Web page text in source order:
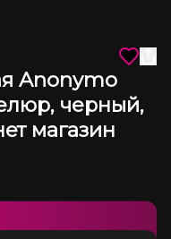
Anonymo
черный,
магазин